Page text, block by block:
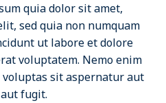
quia dolor sit amet,
sed quia non numquam
ut labore et dolore
voluptatem. Nemo enim
sit aspernatur aut
fugit.